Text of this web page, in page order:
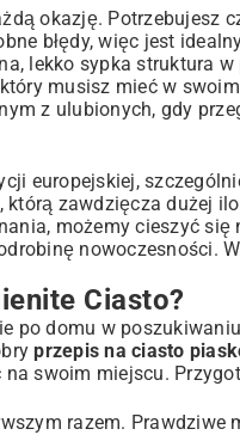
okazję. Potrzebujesz
błędy, więc jest
lekko sypka struktura w
musisz mieć w
z ulubionych, gdy
europejskiej,
którą zawdzięcza dużej
możemy cieszyć się
nowoczesności.
Ciasto?
po domu w
przepis na ciasto
swoim miejscu.
razem. Prawdziwe